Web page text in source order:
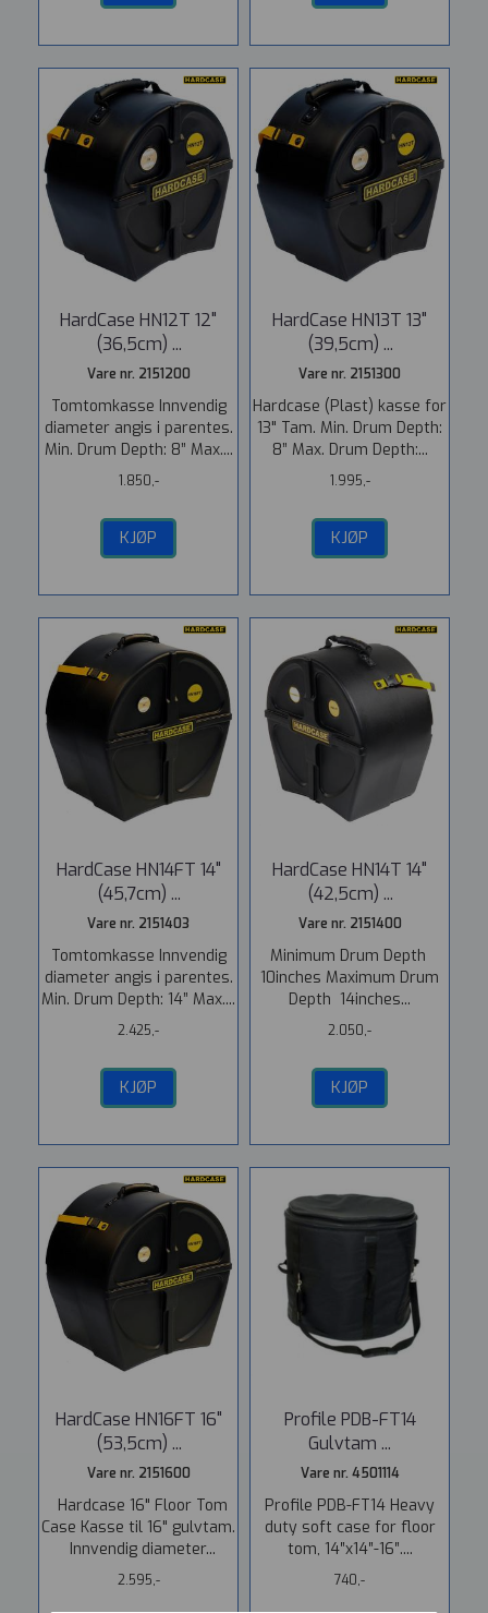
HardCase HN12T 12"
(36,5cm) ...
Vare nr. 2151200
Tomtomkasse Innvendig
diameter angis i parentes.
Min. Drum Depth: 8” Max....
1.850,-
KJØP
HardCase HN13T 13"
(39,5cm) ...
Vare nr. 2151300
Hardcase (Plast) kasse for
13" Tam. Min. Drum Depth:
8” Max. Drum Depth:...
1.995,-
KJØP
HardCase HN14FT 14"
(45,7cm) ...
Vare nr. 2151403
Tomtomkasse Innvendig
diameter angis i parentes.
Min. Drum Depth: 14” Max....
2.425,-
KJØP
HardCase HN14T 14"
(42,5cm) ...
Vare nr. 2151400
Minimum Drum Depth
10inches Maximum Drum
Depth 14inches...
2.050,-
KJØP
HardCase HN16FT 16"
(53,5cm) ...
Vare nr. 2151600
Hardcase 16" Floor Tom
Case Kasse til 16" gulvtam.
Innvendig diameter...
2.595,-
Profile PDB-FT14
Gulvtam ...
Vare nr. 4501114
Profile PDB-FT14 Heavy
duty soft case for floor
tom, 14″x14″-16″....
740,-